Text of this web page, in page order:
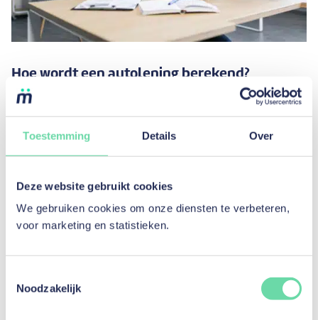
Toestemming Details Over
Deze website gebruikt cookies
We gebruiken cookies om onze diensten te verbeteren,
voor marketing en statistieken.
Noodzakelijk
Hoe wordt een autolening berekend?